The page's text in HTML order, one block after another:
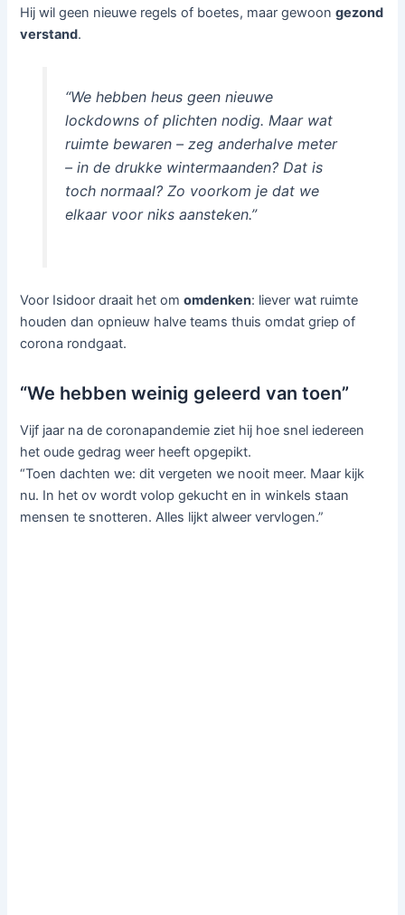
Hij wil geen nieuwe regels of boetes, maar gewoongezond
verstand.
“We hebben heus geen nieuwe
lockdowns of plichten nodig. Maar wat
ruimte bewaren – zeg anderhalve meter
– in de drukke wintermaanden? Dat is
toch normaal? Zo voorkom je dat we
elkaar voor niks aansteken.”
Voor Isidoor draait het omomdenken: liever wat ruimte
houden dan opnieuw halve teams thuis omdat griep of
corona rondgaat.
“We hebben weinig geleerd van toen”
Vijf jaar na de coronapandemie ziet hij hoe snel iedereen
het oude gedrag weer heeft opgepikt.
“Toen dachten we: dit vergeten we nooit meer. Maar kijk
nu. In het ov wordt volop gekucht en in winkels staan
mensen te snotteren. Alles lijkt alweer vervlogen.”